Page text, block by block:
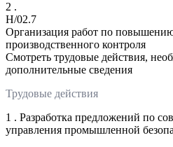
2 .
H/02.7
Организация работ по
производственного контроля
Смотреть трудовые действия,
дополнительные сведения
Трудовые действия
1 . Разработка предложений по
управления промышленной